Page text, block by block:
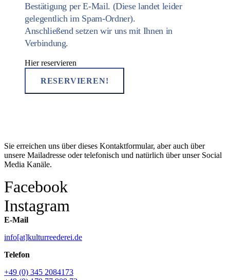
Bestätigung per E-Mail. (Diese landet leider
gelegentlich im Spam-Ordner).
Anschließend setzen wir uns mit Ihnen in
Verbindung.
Hier reservieren
RESERVIEREN!
Sie erreichen uns über dieses Kontaktformular, aber auch über
unsere Mailadresse oder telefonisch und natürlich über unser Social
Media Kanäle.
Facebook
Instagram
E-Mail
info[at]kulturreederei.de
Telefon
+49 (0) 345 2084173